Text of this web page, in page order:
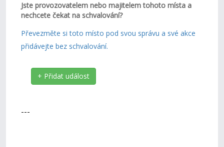
Jste provozovatelem nebo majitelem tohoto místa a
nechcete čekat na schvalování?
Převezměte si toto místo pod svou správu a své akce
přidávejte bez schvalování.
+ Přidat událost
---